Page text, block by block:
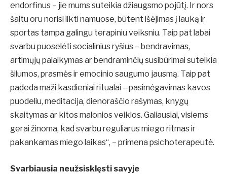
endorfinus – jie mums suteikia džiaugsmo pojūtį. Ir nors
šaltu oru norisi likti namuose, būtent išėjimas į lauką ir
sportas tampa galingu terapiniu veiksniu. Taip pat labai
svarbu puoselėti socialinius ryšius – bendravimas,
artimųjų palaikymas ar bendraminčių susibūrimai suteikia
šilumos, prasmės ir emocinio saugumo jausmą. Taip pat
padeda maži kasdieniai ritualai – pasimėgavimas kavos
puodeliu, meditacija, dienoraščio rašymas, knygų
skaitymas ar kitos malonios veiklos. Galiausiai, visiems
gerai žinoma, kad svarbu reguliarus miego ritmas ir
pakankamas miego laikas“, – primena psichoterapeutė.
Svarbiausia neužsisklęsti savyje